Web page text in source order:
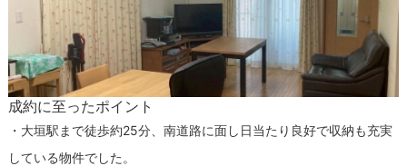
成約に至ったポイント
・大垣駅まで徒歩約25分、南道路に面し日当たり良好で収納も充実
している物件でした。